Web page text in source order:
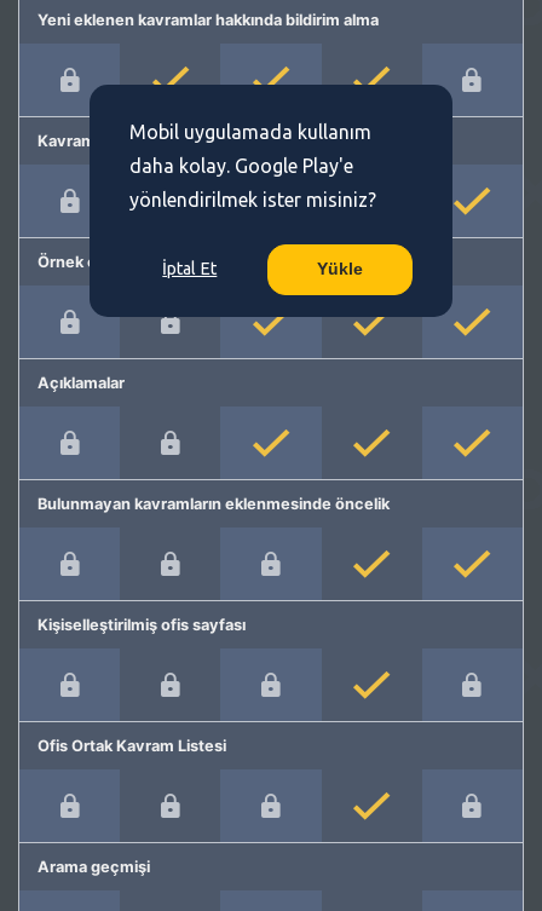
Yeni eklenen kavramlar hakkında bildirim alma
Kavram önerme
Örnek cümleler
Açıklamalar
Bulunmayan kavramların eklenmesinde öncelik
Kişiselleştirilmiş ofis sayfası
Ofis Ortak Kavram Listesi
Arama geçmişi
Mobil uygulamada kullanım
daha kolay. Google Play'e
yönlendirilmek ister misiniz?
İptal Et Yükle